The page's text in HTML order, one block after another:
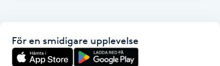
Friskvård
För en smidigare upplevelse